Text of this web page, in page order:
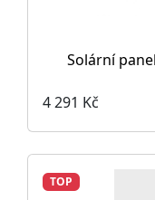
Solární
4 291 Kč
TOP